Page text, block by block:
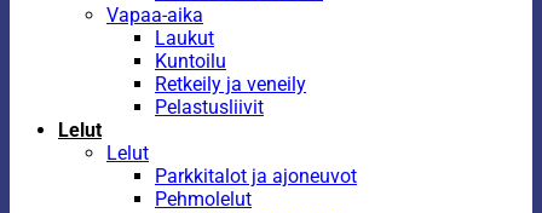
Vapaa-aika
Laukut
Kuntoilu
Retkeily ja veneily
Pelastusliivit
Lelut
Lelut
Parkkitalot ja ajoneuvot
Pehmolelut